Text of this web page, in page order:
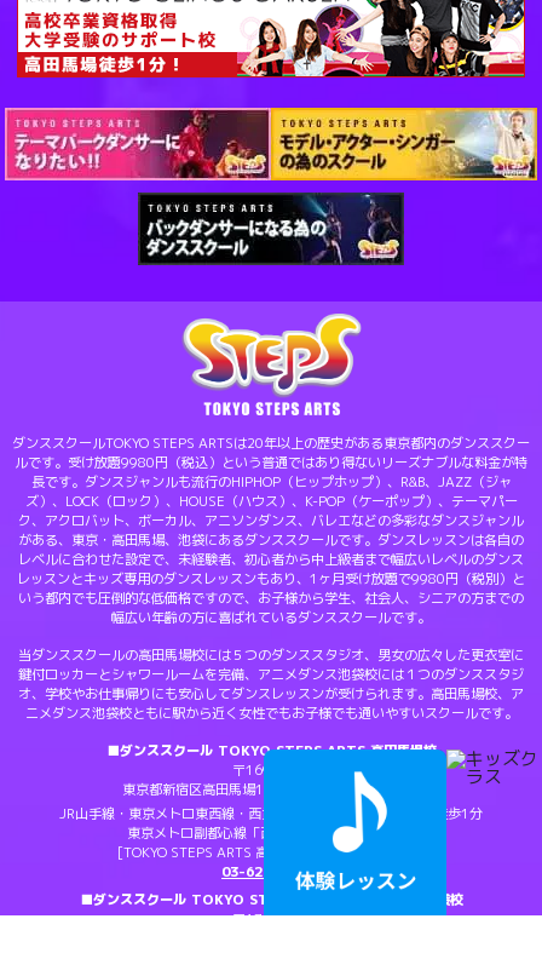
ダンススクールTOKYO STEPS ARTSは20年以上の歴史がある東京都内のダンススクー
ルです。受け放題9980円（税込）という普通ではあり得ないリーズナブルな料金が特
長です。ダンスジャンルも流行のHIPHOP（ヒップホップ）、R&B、JAZZ（ジャ
ズ）、LOCK（ロック）、HOUSE（ハウス）、K-POP（ケーポップ）、テーマパー
ク、アクロバット、ボーカル、アニソンダンス、バレエなどの多彩なダンスジャンル
がある、東京・高田馬場、池袋にあるダンススクールです。ダンスレッスンは各自の
レベルに合わせた設定で、未経験者、初心者から中上級者まで幅広いレベルのダンス
レッスンとキッズ専用のダンスレッスンもあり、1ヶ月受け放題で9980円（税別）と
いう都内でも圧倒的な低価格ですので、お子様から学生、社会人、シニアの方までの
幅広い年齢の方に喜ばれているダンススクールです。
当ダンススクールの高田馬場校には５つのダンススタジオ、男女の広々した更衣室に
鍵付ロッカーとシャワールームを完備、アニメダンス池袋校には１つのダンススタジ
オ、学校やお仕事帰りにも安心してダンスレッスンが受けられます。高田馬場校、ア
ニメダンス池袋校ともに駅から近く女性でもお子様でも通いやすいスクールです。
■ダンススクール TOKYO STEPS ARTS 高田馬場校
〒169-0075
東京都新宿区高田馬場1-24-11
Google Maps
JR山手線・東京メトロ東西線・西武新宿線「高田馬場」駅より徒歩1分
東京メトロ副都心線「西早稲田」駅より徒歩6分
[TOKYO STEPS ARTS 高田馬場校 お問い合わせ]：
03-6233-9133
■ダンススクール TOKYO STEPS ARTS アニメダンス池袋校
〒170-0013